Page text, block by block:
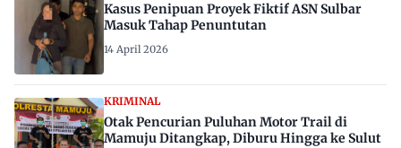
Kasus Penipuan Proyek Fiktif ASN Sulbar
Masuk Tahap Penuntutan
14 April 2026
KRIMINAL
Otak Pencurian Puluhan Motor Trail di
Mamuju Ditangkap, Diburu Hingga ke Sulut